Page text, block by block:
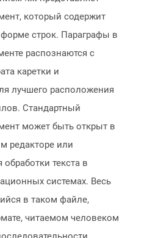
который содержит
форме строк. Параграфы в
распознаются с
каретки и
лучшего расположения
Стандартный
может быть открыт в
редакторе или
текста в
системах. Весь
в таком файле,
читаемом человеком